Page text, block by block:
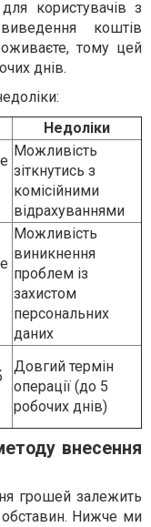
користувачів з
коштів
тому цей
днів.
Недоліки
Можливість
зіткнутись з
комісійними
відрахуваннями
Можливість
виникнення
проблем із
захистом
персональних
даних
Довгий термін
операції (до 5
робочих днів)
внесення
грошей залежить
Нижче ми